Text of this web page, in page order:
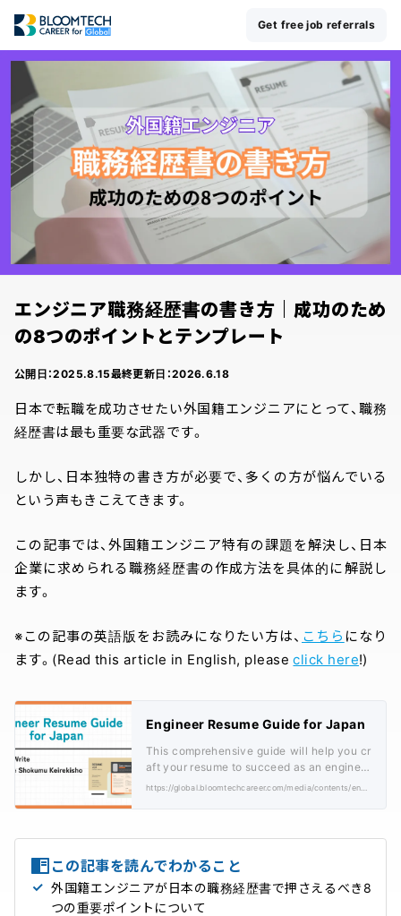
Get free job referrals
エンジニア職務経歴書の書き方｜成功のため
の8つのポイントとテンプレート
公開日：2025.8.15最終更新日：2026.6.18
日本で転職を成功させたい外国籍エンジニアにとって、職務
経歴書は最も重要な武器です。
しかし、日本独特の書き方が必要で、多くの方が悩んでいる
という声もきこえてきます。
この記事では、外国籍エンジニア特有の課題を解決し、日本
企業に求められる職務経歴書の作成方法を具体的に解説し
ます。
※この記事の英語版をお読みになりたい方は、 こちら になり
ます。(Read this article in English, pleaseclick here!)
Engineer Resume Guide for Japan
This comprehensive guide will help you cr
aft your resume to succeed as an engineer
in Japan.
この記事を読んでわかること
外国籍エンジニアが日本の職務経歴書で押さえるべき8
つの重要ポイントについて